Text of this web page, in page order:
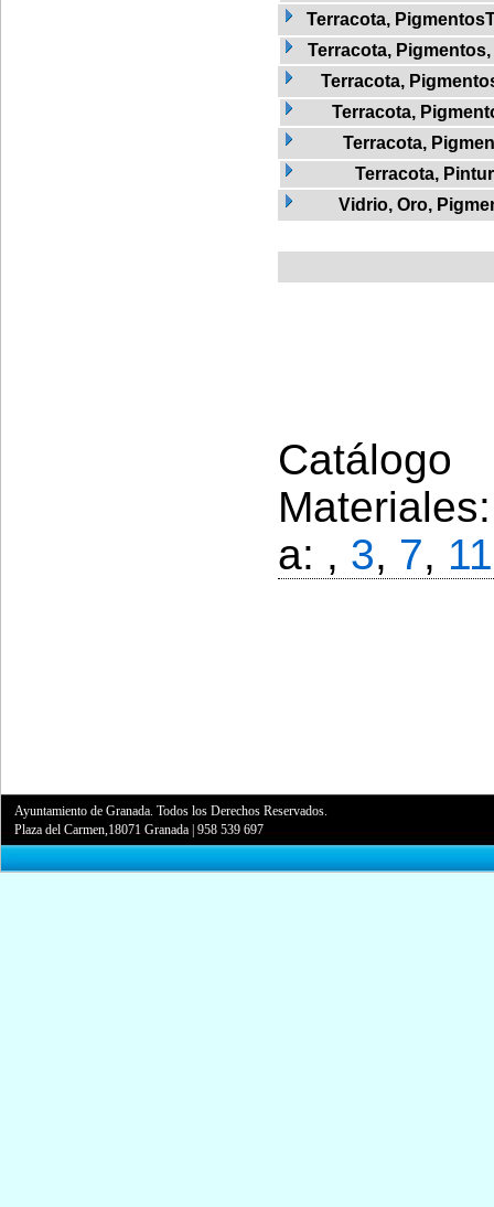
Terracota,
Terracota,
Terracota,
Terracota,
Terracota,
Terracota,
Vidrio, Oro,
a: , 3, 7, 11
Ayuntamiento de Granada. Todos los Derechos Reservados.
Plaza del Carmen,18071 Granada |958 539 697